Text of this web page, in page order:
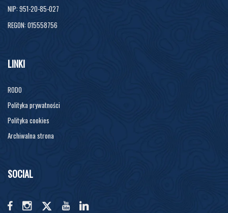
NIP: 951-20-85-027
REGON: 015558756
LINKI
RODO
Polityka prywatności
Polityka cookies
Archiwalna strona
SOCIAL